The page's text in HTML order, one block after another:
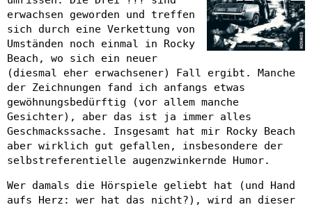
erwachsen geworden und treffen
sich durch eine Verkettung von
Umständen noch einmal in Rocky
Beach, wo sich ein neuer
(diesmal eher erwachsener) Fall ergibt. Manche
der Zeichnungen fand ich anfangs etwas
gewöhnungsbedürftig (vor allem manche
Gesichter), aber das ist ja immer alles
Geschmackssache. Insgesamt hat mir Rocky Beach
aber wirklich gut gefallen, insbesondere der
selbstreferentielle augenzwinkernde Humor.
Wer damals die Hörspiele geliebt hat (und Hand
aufs Herz: wer hat das nicht?), wird an dieser